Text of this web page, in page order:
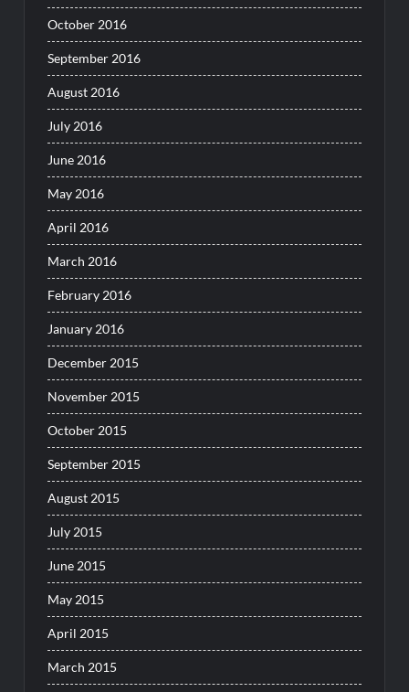
October 2016
September 2016
August 2016
July 2016
June 2016
May 2016
April 2016
March 2016
February 2016
January 2016
December 2015
November 2015
October 2015
September 2015
August 2015
July 2015
June 2015
May 2015
April 2015
March 2015